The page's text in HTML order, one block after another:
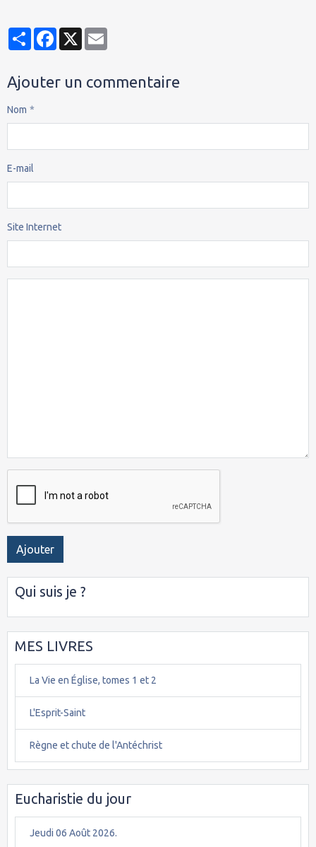
PartagerFacebook
X
Ajouter un commentaire
Nom
E-mail
Site Internet
Ajouter
Qui suis je ?
MES LIVRES
La Vie en Église, tomes 1 et 2
L'Esprit-Saint
Règne et chute de l'Antéchrist
Eucharistie du jour
Jeudi 06 Août 2026.